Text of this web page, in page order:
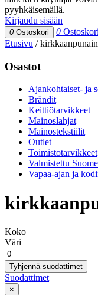
pyyhkäisemällä.
Kirjaudu sisään
0 Ostoskori 0 Ostoskori
Etusivu /
Osastot
Ajankohtaiset- ja
Brändit
Keittiötarvikkeet
Mainoslahjat
Mainostekstiilit
Outlet
Toimistotarvikkeet
Valmistettu
Vapaa-ajan ja
Koko
Väri
Tyhjennä suodattimet
Suodattimet
×